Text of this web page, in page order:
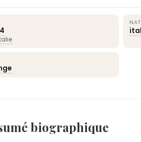
biographique